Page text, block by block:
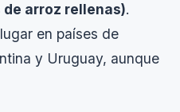
arroz rellenas).
en países de
y Uruguay, aunque